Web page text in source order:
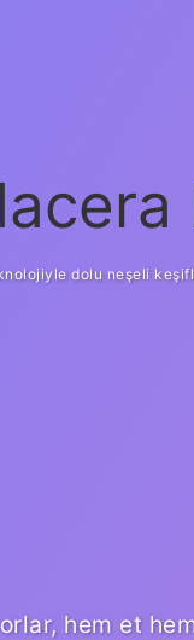
dolu neşeli
hem et